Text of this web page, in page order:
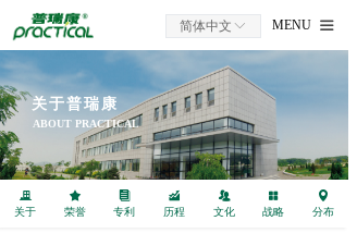
关于普瑞康
ABOUT PRACTICAL
끀
首页
关于我们
国家工程中心
一库二基地三平台
核心技术
MENU
ꀅ
简体中文
끉
关于
끄
荣誉
뀴
专利
낉
历程
뀡
文化
넒
战略
넹
分布